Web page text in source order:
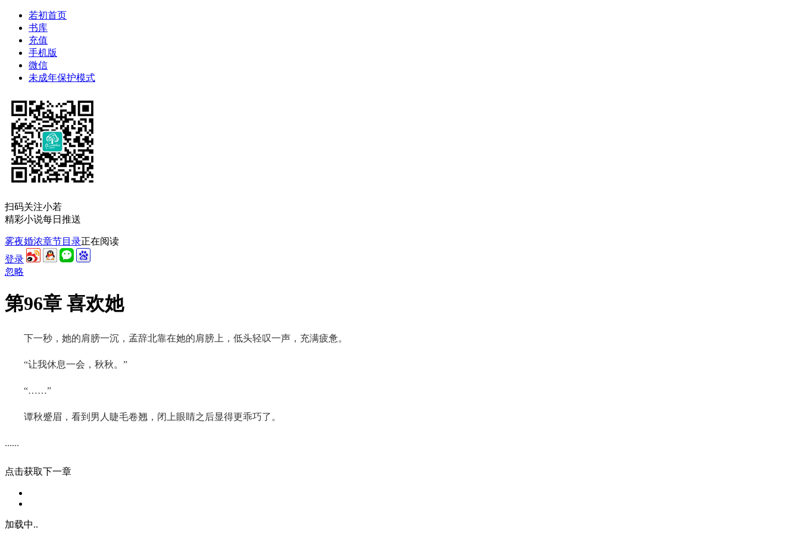
若初首页
书库
充值
手机版
微信
未成年保护模式
扫码关注小若
精彩小说每日推送
雾夜婚浓章节目录正在阅读
登录
忽略
第96章 喜欢她
下一秒，她的肩膀一沉，孟辞北靠在她的肩膀上，低头轻叹一声，充满疲惫。
“让我休息一会，秋秋。”
“……”
谭秋蹙眉，看到男人睫毛卷翘，闭上眼睛之后显得更乖巧了。
......
点击获取下一章
加载中..